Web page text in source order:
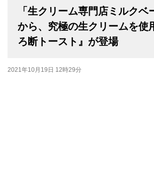
「生クリーム専門店ミルクベ
から、究極の生クリームを使
ろ断トースト』が登場
2021年10月19日 12時29分